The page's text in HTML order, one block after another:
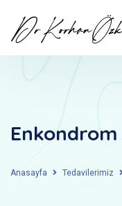
Enkondrom
Anasayfa Tedavilerimiz